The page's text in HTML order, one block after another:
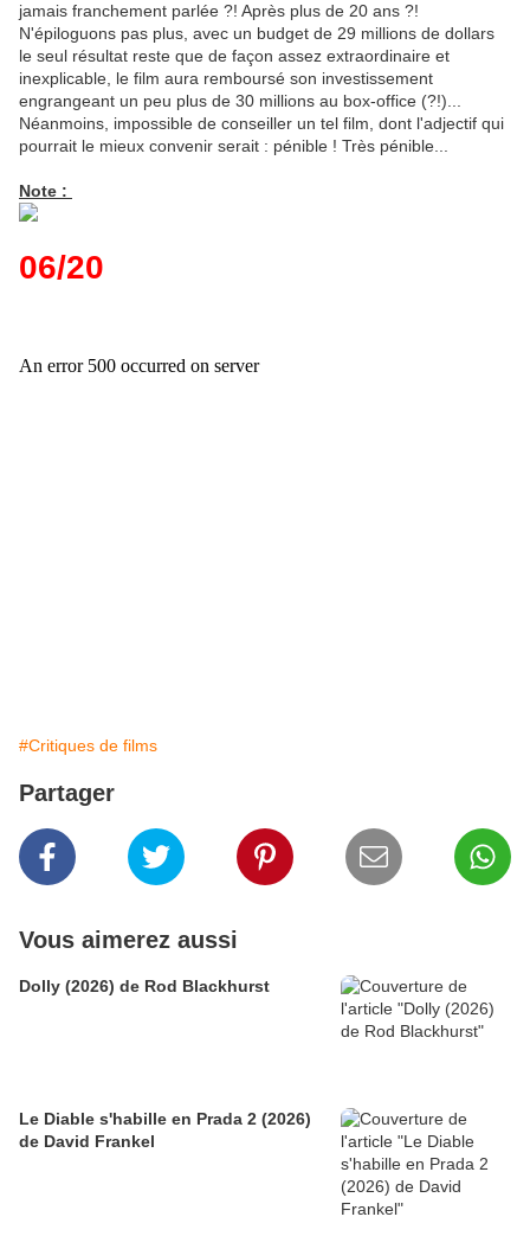
jamais franchement parlée ?! Après plus de 20 ans ?!
N'épiloguons pas plus, avec un budget de 29 millions de dollars
le seul résultat reste que de façon assez extraordinaire et
inexplicable, le film aura remboursé son investissement
engrangeant un peu plus de 30 millions au box-office (?!)...
Néanmoins, impossible de conseiller un tel film, dont l'adjectif qui
pourrait le mieux convenir serait : pénible ! Très pénible...
Note :
06/20
#Critiques de films
Partager
Vous aimerez aussi
Dolly (2026) de Rod Blackhurst
Le Diable s'habille en Prada 2 (2026)
de David Frankel